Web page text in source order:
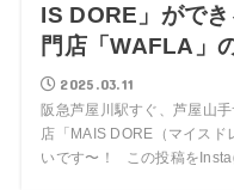
IS DORE」がで
門店「WAFLA」
2025.03.11
阪急芦屋川駅すぐ、芦屋山
店「MAIS DORE（マイス
いです〜！ この投稿を